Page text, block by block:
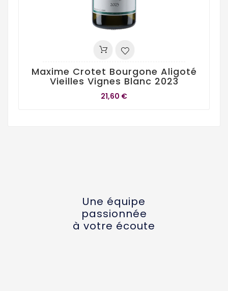
Maxime Crotet Bourgone Aligoté
Vieilles Vignes Blanc 2023
21,60 €
Une équipe
passionnée
à votre écoute